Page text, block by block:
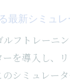
最新シミュレ
フトレーニ
を導入し、
シミュレー